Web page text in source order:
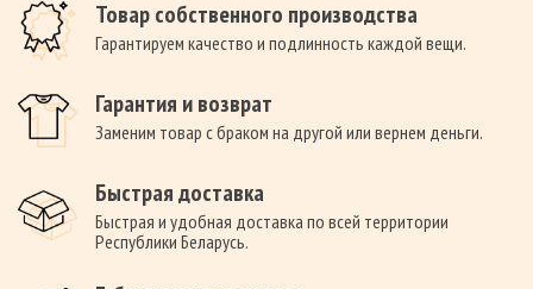
Товар собственного производства
Гарантируем качество и подлинность каждой вещи.
Гарантия и возврат
Заменим товар с браком на другой или вернем деньги.
Быстрая доставка
Быстрая и удобная доставка по всей территории
Республики Беларусь.